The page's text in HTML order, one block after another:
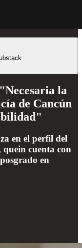
la
de Cancún
en el perfil del
cuenta con
en